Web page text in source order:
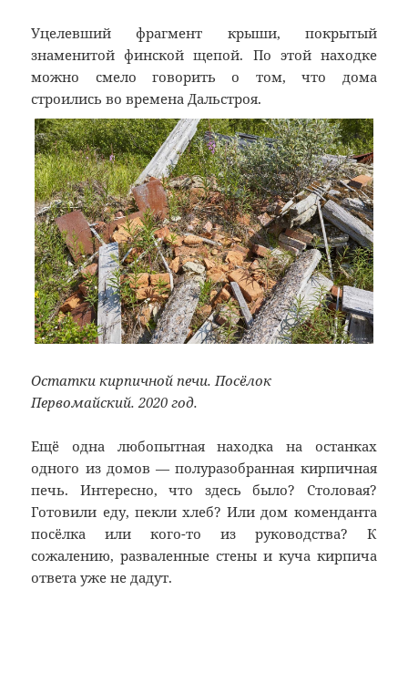
Уцелевший фрагмент крыши, покрытый
знаменитой финской щепой. По этой находке
можно смело говорить о том, что дома
строились во времена Дальстроя.
Остатки кирпичной печи. Посёлок
Первомайский. 2020 год.
Ещё одна любопытная находка на останках
одного из домов — полуразобранная кирпичная
печь. Интересно, что здесь было? Столовая?
Готовили еду, пекли хлеб? Или дом коменданта
посёлка или кого-то из руководства? К
сожалению, разваленные стены и куча кирпича
ответа уже не дадут.